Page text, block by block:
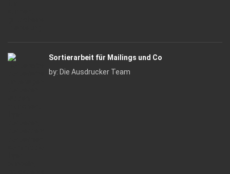
Sortierarbeit für Mailings und Co
by: Die Ausdrucker Team